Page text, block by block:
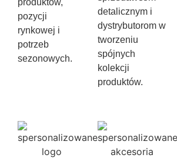
produktów,
pozycji
rynkowej i
potrzeb
sezonowych.
detalicznym i
dystrybutorom w
tworzeniu
spójnych
kolekcji
produktów.